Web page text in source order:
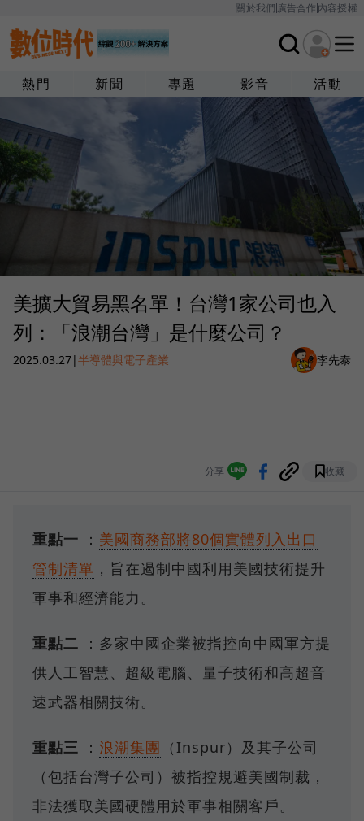
關於我們廣告合作內容授權
熱門 新聞 專題 影音 活動
美擴大貿易黑名單！台灣1家公司也入
列：「浪潮台灣」是什麼公司？
2025.03.27|半導體與電子產業 李先泰
分享 收藏
重點一 ： 美國商務部將80個實體列入出口
管制清單 ，旨在遏制中國利用美國技術提升
軍事和經濟能力。
重點二 ：多家中國企業被指控向中國軍方提
供人工智慧、超級電腦、量子技術和高超音
速武器相關技術。
重點三 ： 浪潮集團 （Inspur）及其子公司
（包括台灣子公司）被指控規避美國制裁，
非法獲取美國硬體用於軍事相關客戶。